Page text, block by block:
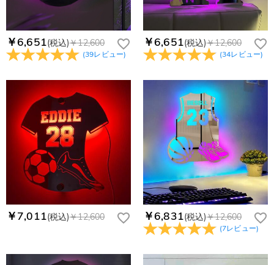
￥6,651(税込)￥12,600
(39レビュー)
￥6,651(税込)￥12,600
(34レビュー)
￥7,011(税込)￥12,600 ￥6,831(税込)￥12,600
(7レビュー)